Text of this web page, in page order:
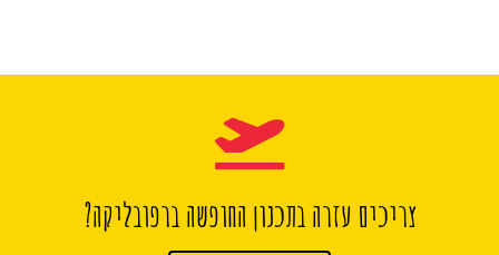
צריכים עזרה בתכנון החופשה ברפובליקה?